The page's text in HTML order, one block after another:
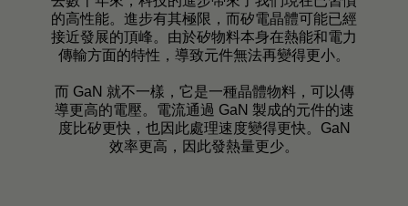
的高性能。進步有其極限，而矽電晶體可能已經
接近發展的頂峰。由於矽物料本身在熱能和電力
傳輸方面的特性，導致元件無法再變得更小。
而 GaN 就不一樣，它是一種晶體物料，可以傳
導更高的電壓。電流通過 GaN 製成的元件的速
度比矽更快，也因此處理速度變得更快。GaN
效率更高，因此發熱量更少。